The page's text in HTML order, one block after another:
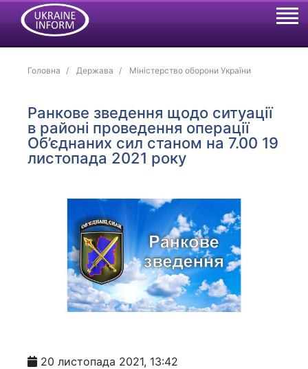
Головна Держава Міністерство оборони України
Ранкове зведення щодо ситуації
в районі проведення операції
Об’єднаних сил станом на 7.00 19
листопада 2021 року
20 листопада 2021, 13:42